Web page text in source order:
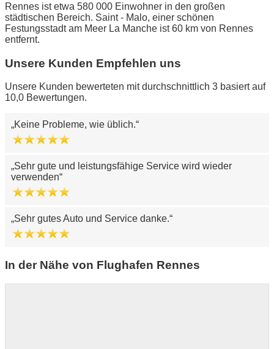
Rennes ist etwa 580 000 Einwohner in den großen
städtischen Bereich. Saint - Malo, einer schönen
Festungsstadt am Meer La Manche ist 60 km von Rennes
entfernt.
Unsere Kunden Empfehlen uns
Unsere Kunden bewerteten mit durchschnittlich 3 basiert auf
10,0 Bewertungen.
Keine Probleme, wie üblich.
Sehr gute und leistungsfähige Service wird wieder
verwenden
Sehr gutes Auto und Service danke.
In der Nähe von Flughafen Rennes